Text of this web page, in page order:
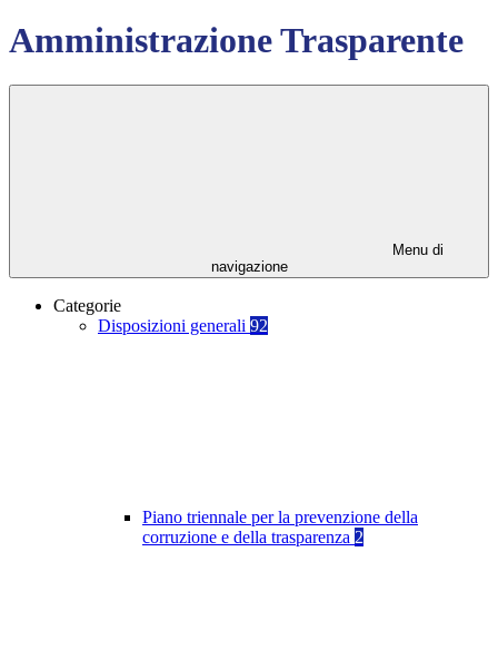
Amministrazione Trasparente
Menu di
navigazione
Categorie
Disposizioni generali 92
Piano triennale per la prevenzione della
corruzione e della trasparenza 2